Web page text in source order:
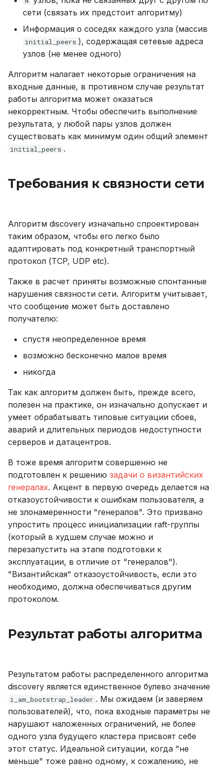
и
с
к
версионирования
Резервное копирование
Управление доступом
помощью LDAP/LDAPS
Включение протокола
SSL
Использование журнала
аудита
сайзингу
Устранение неполадок
Именование объектов
Типы данных
Совместимость с ANSI
Тестовые таблицы
Команды
Функции и выражения
Переменные,
используемые в роли
Ansible
Справочник метрик
Справочник настроек
Ограничения
Шаг 1
Меж двух шагов
узлу i - отправителю
запроса)
Шаг 3
Доказательство
Внешний модуль аудита
сети (связать их предстоит алгоритму)
Информация о соседях каждого узла (массив
initial_peers ), содержащая сетевые адреса
узлов (не менее одного)
Алгоритм налагает некоторые ограничения на
входные данные, в противном случае результат
работы алгоритма может оказаться
некорректным. Чтобы обеспечить выполнение
результата, у любой пары узлов должен
существовать как минимум один общий элемент
initial_peers .
Требования к связности сети
Алгоритм discovery изначально спроектирован
таким образом, чтобы его легко было
адаптировать под конкретный транспортный
протокол (TCP, UDP etc).
Также в расчет приняты возможные спонтанные
нарушения связности сети. Алгоритм учитывает,
что сообщение может быть доставлено
получателю:
спустя неопределенное время
возможно бесконечно малое время
никогда
Так как алгоритм должен быть, прежде всего,
полезен на практике, он изначально допускает и
умеет обрабатывать типовые ситуации сбоев,
аварий и длительных периодов недоступности
серверов и датацентров.
В тоже время алгоритм совершенно не
подготовлен к решению задачи о византийских
генералах. Акцент в первую очередь делается на
отказоустойчивости к ошибкам пользователя, а
не злонамеренности "генералов". Это призвано
упростить процесс инициализации raft-группы
(который в худшем случае можно и
перезапустить на этапе подготовки к
эксплуатации, в отличие от "генералов").
"Византийская" отказоустойчивость, если это
необходимо, должна обеспечиваться другим
протоколом.
Результат работы алгоритма
Результатом работы распределенного алгоритма
discovery является единственное булево значение
i_am_bootstrap_leader . Мы ожидаем (и заверяем
пользователей), что, пока входные параметры не
нарушают наложенных ограничений, не более
одного узла будущего кластера присвоят себе
этот статус. Идеальной ситуации, когда "не
меньше" тоже равно одному, к сожалению, не